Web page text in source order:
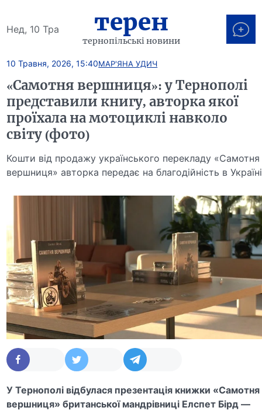
Нед, 10 Тра терен
тернопільські новини
10 Травня, 2026, 15:40МАР'ЯНА УДИЧ
«Самотня вершниця»: у Тернополі
представили книгу, авторка якої
проїхала на мотоциклі навколо
світу (фото)
Кошти від продажу українського перекладу «Самотня
вершниця» авторка передає на благодійність в Україні
УТернополі відбулася презентація книжки «Самотня
вершниця» британської мандрівниці Елспет Бірд —